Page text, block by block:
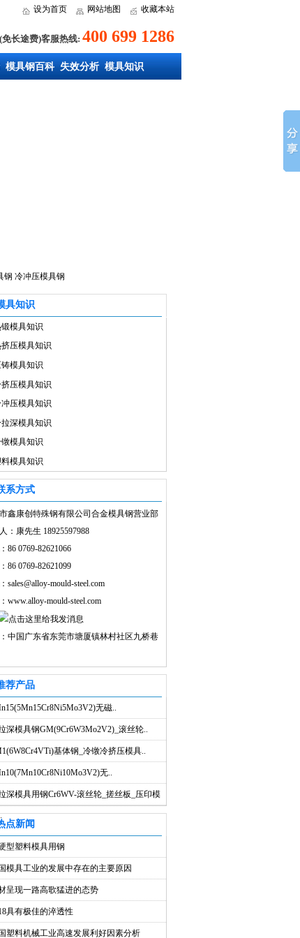
设为首页 网站地图 收藏本站
(免长途费)客服热线: 400 699 1286
模具钢百科 失效分析 模具知识
钢 冷冲压模具钢
具知识
模具知识
压模具知识
铸模具知识
压模具知识
压模具知识
深模具知识
模具知识
模具知识
系方式
鑫康创特殊钢有限公司合金模具钢营业部
：康先生 18925597988
86 0769-82621066
86 0769-82621099
sales@alloy-mould-steel.com
www.alloy-mould-steel.com
中国广东省东莞市塘厦镇林村社区九桥巷
荐产品
无磁..
深模具钢GM(9Cr6W3Mo2V2)_滚丝轮..
基体钢_冷镦冷挤压模具..
无..
深模具用钢Cr6WV-滚丝轮_搓丝板_压印模
点新闻
型塑料模具用钢
模具工业的发展中存在的主要原因
呈现一路高歌猛进的态势
具有极佳的淬透性
塑料机械工业高速发展利好因素分析